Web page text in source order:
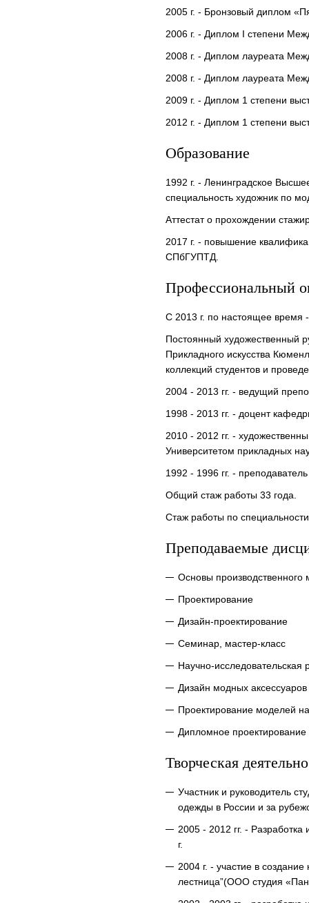
2005 г. - Бронзовый диплом
2006 г. - Диплом I степени
2008 г. - Диплом лауреата
2008 г. - Диплом лауреата
2009 г. - Диплом 1 степени
2012 г. - Диплом 1 степени
Образование
1992 г. - Ленинградское
специальность художник по
Аттестат о прохождении
2017 г. - повышение
СПбГУПТД.
Профессиональный
С 2013 г. по настоящее
Постоянный художественный
Прикладного искусства
коллекций студентов и
2004 - 2013 гг. - ведущий
1998 - 2013 гг. - доцент
2010 - 2012 гг. -
Университетом прикладных
1992 - 1996 гг. -
Общий стаж работы 33 года.
Стаж работы по
Преподаваемые
Основы производственного
Проектирование
Дизайн-проектирование
Семинар, мастер-класс
Научно-исследовательская
Дизайн модных аксессуаров
Проектирование моделей
Дипломное проектирование
Творческая
Участник и руководитель
одежды в России и за
2005 - 2012 гг. -
г.
2004 г. - участие в
лестница”(ООО студия